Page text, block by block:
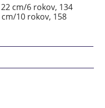
cm/6 rokov, 134
10 rokov, 158